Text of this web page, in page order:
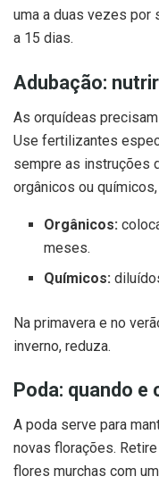
uma a duas vezes por
a 15 dias.
Adubação:
As orquídeas
Use fertilizantes
sempre as instruções
orgânicos ou
Orgânicos:
meses.
Químicos:
Na primavera e no
inverno, reduza.
Poda: quando
A poda serve para
novas florações.
flores murchas com